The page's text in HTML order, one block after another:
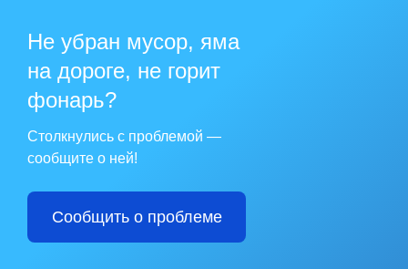
Не убран мусор, яма
на дороге, не горит
фонарь?
Столкнулись с проблемой —
сообщите о ней!
Сообщить о проблеме